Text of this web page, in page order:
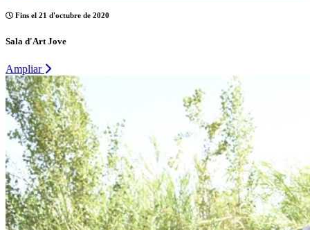
Fins el 21 d'octubre de 2020
Sala d'Art Jove
Ampliar